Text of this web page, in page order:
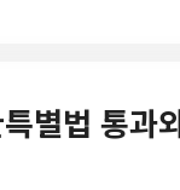
별법 통과